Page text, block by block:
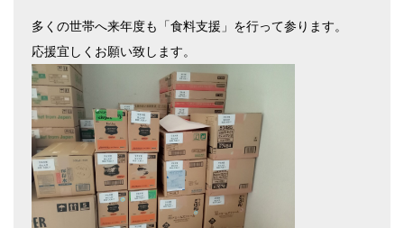
多くの世帯へ来年度も「食料支援」を行って参ります。
応援宜しくお願い致します。